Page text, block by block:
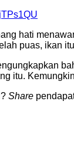
hati
puas, ikan
itu.
Share